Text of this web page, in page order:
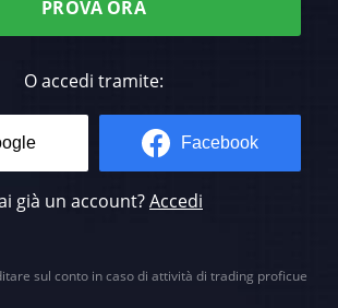
PROVA ORA
O accedi tramite:
Facebook
già un account?Accedi
sul conto in caso di attività di trading proficue